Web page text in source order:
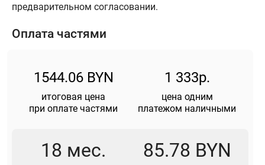
предварительном согласовании.
Оплата частями
1544.06 BYN
итоговая цена
при оплате частями
1 333р.
цена одним
платежом наличными
18 мес. 85.78 BYN